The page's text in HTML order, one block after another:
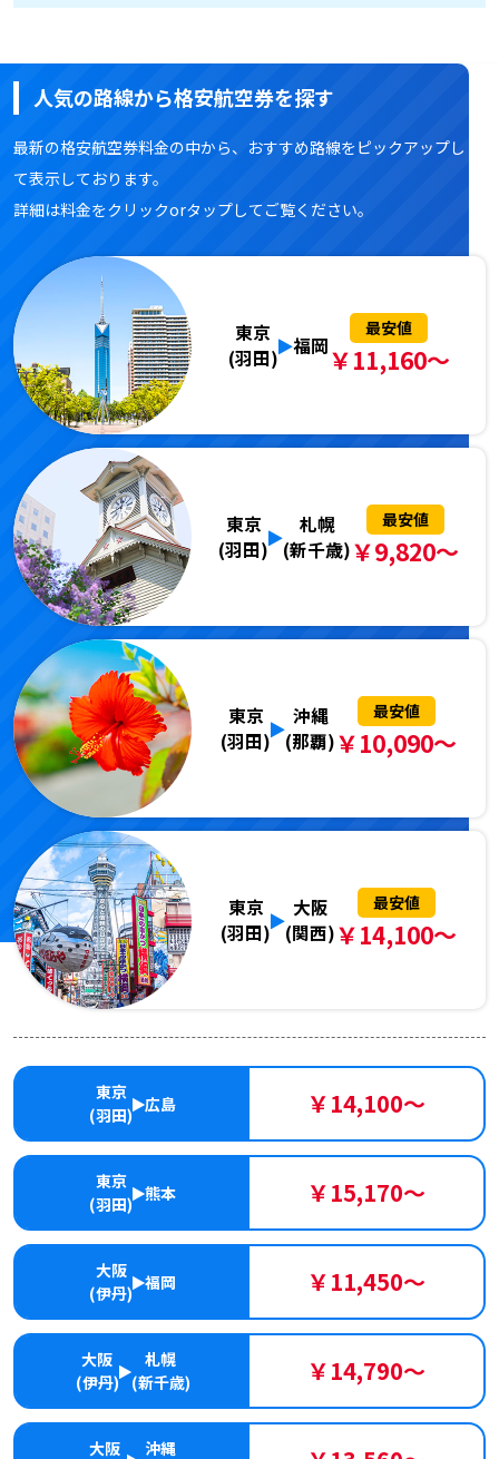
人気の路線から格安航空券を探す
最新の格安航空券料金の中から、おすすめ路線をピックアップし
て表示しております。
詳細は料金をクリックorタップしてご覧ください。
東京
(羽田) 福岡
最安値
￥11,160～
東京
(羽田)
札幌
(新千歳)
最安値
￥9,820～
東京
(羽田)
沖縄
(那覇)
最安値
￥10,090～
東京
(羽田)
大阪
(関西)
最安値
￥14,100～
東京
(羽田)
広島 ￥14,100～
東京
(羽田)
熊本 ￥15,170～
大阪
(伊丹)
福岡 ￥11,450～
大阪
(伊丹)
札幌
(新千歳)
￥14,790～
大阪 沖縄